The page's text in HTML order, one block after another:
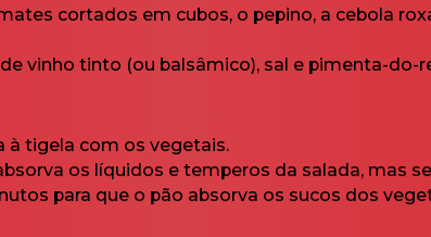
cortados em cubos, o pepino, a cebola
vinho tinto (ou balsâmico), sal e pimenta-do-
à tigela com os vegetais.
os líquidos e temperos da salada, mas
para que o pão absorva os sucos dos